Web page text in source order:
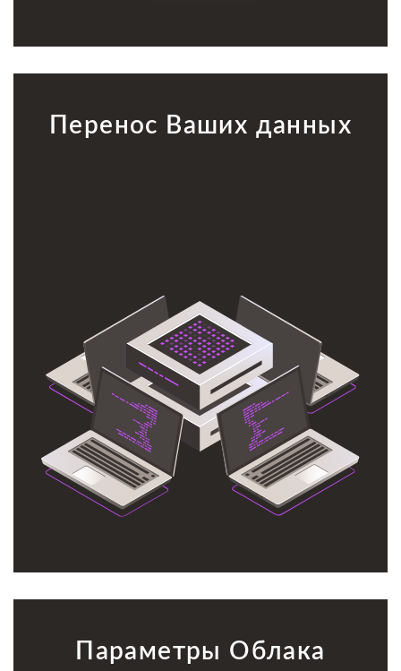
Перенос Ваших данных
Выполняем полный перенос всей Вашей информации,
программ и баз данных в Облако и гарантируем полную
сохранность.
Параметры Облака